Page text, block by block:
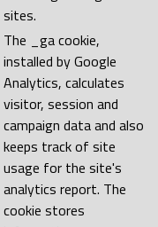
sites.
The _ga cookie,
installed by Google
Analytics, calculates
visitor, session and
campaign data and also
keeps track of site
usage for the site's
analytics report. The
cookie stores